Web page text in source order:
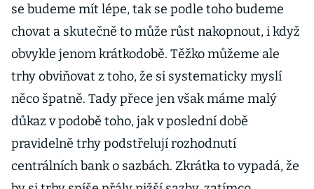
se budeme mít lépe, tak se podle toho budeme
chovat a skutečně to může růst nakopnout, i když
obvykle jenom krátkodobě. Těžko můžeme ale
trhy obviňovat z toho, že si systematicky myslí
něco špatně. Tady přece jen však máme malý
důkaz v podobě toho, jak v poslední době
pravidelně trhy podstřelují rozhodnutí
centrálních bank o sazbách. Zkrátka to vypadá, že